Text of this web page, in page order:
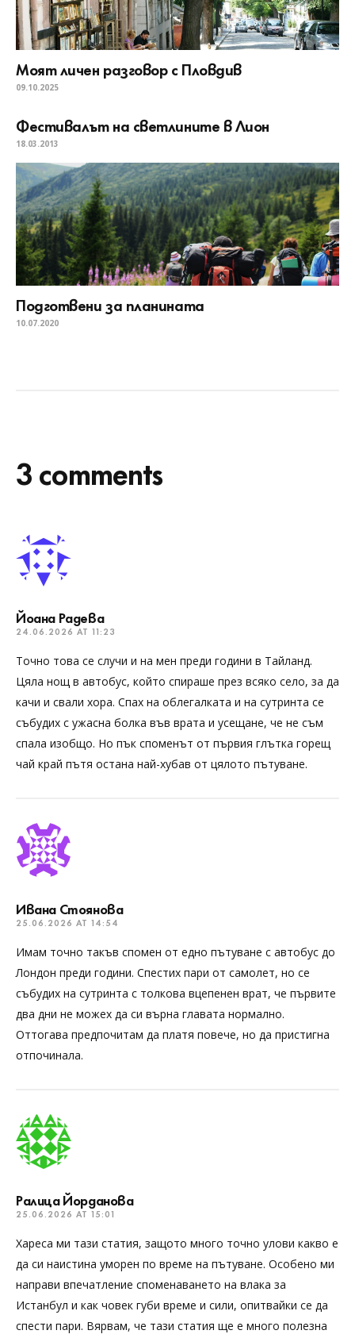
Моят личен разговор с Пловдив
09.10.2025
Фестивалът на светлините в Лион
18.03.2013
Подготвени за планината
10.07.2020
3 comments
Йоана Радева
24.06.2026 AT 11:23
Точно това се случи и на мен преди години в Тайланд.
Цяла нощ в автобус, който спираше през всяко село, за да
качи и свали хора. Спах на облегалката и на сутринта се
събудих с ужасна болка във врата и усещане, че не съм
спала изобщо. Но пък споменът от първия глътка горещ
чай край пътя остана най-хубав от цялото пътуване.
Ивана Стоянова
25.06.2026 AT 14:54
Имам точно такъв спомен от едно пътуване с автобус до
Лондон преди години. Спестих пари от самолет, но се
събудих на сутринта с толкова вцепенен врат, че първите
два дни не можех да си върна главата нормално.
Оттогава предпочитам да платя повече, но да пристигна
отпочинала.
Ралица Йорданова
25.06.2026 AT 15:01
Хареса ми тази статия, защото много точно улови какво е
да си наистина уморен по време на пътуване. Особено ми
направи впечатление споменаването на влака за
Истанбул и как човек губи време и сили, опитвайки се да
спести пари. Вярвам, че тази статия ще е много полезна